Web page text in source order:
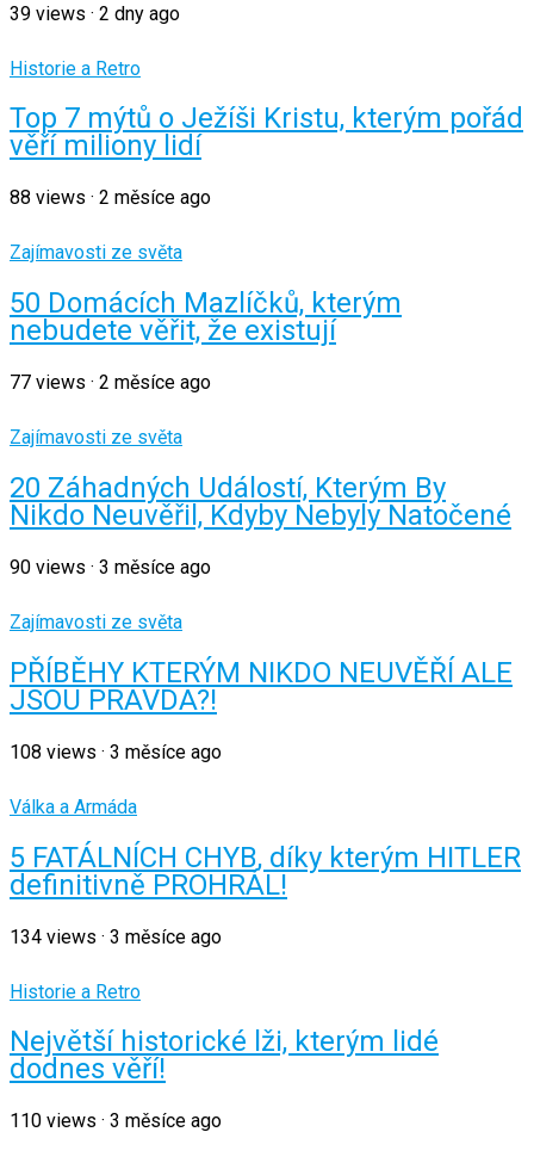
39 views · 2 dny ago
Historie a Retro
Top 7 mýtů o Ježíši Kristu, kterým pořád
věří miliony lidí
88 views · 2 měsíce ago
Zajímavosti ze světa
50 Domácích Mazlíčků, kterým
nebudete věřit, že existují
77 views · 2 měsíce ago
Zajímavosti ze světa
20 Záhadných Událostí, Kterým By
Nikdo Neuvěřil, Kdyby Nebyly Natočené
90 views · 3 měsíce ago
Zajímavosti ze světa
PŘÍBĚHY KTERÝM NIKDO NEUVĚŘÍ ALE
JSOU PRAVDA?!
108 views · 3 měsíce ago
Válka a Armáda
5 FATÁLNÍCH CHYB, díky kterým HITLER
definitivně PROHRÁL!
134 views · 3 měsíce ago
Historie a Retro
Největší historické lži, kterým lidé
dodnes věří!
110 views · 3 měsíce ago